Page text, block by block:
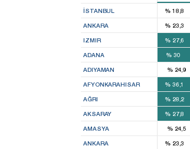
İSTANBUL %18,8
ANKARA %23,3
IZMIR %27,6
ADANA %30
10
ADIYAMAN %24,9
AFYONKARAHISAR %36,1
AĞRI %28,2
AKSARAY %27,8
AMASYA %24,5
ANKARA %23,3